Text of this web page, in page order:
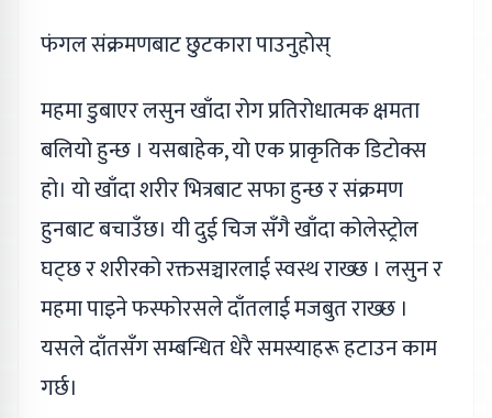
फंगल संक्रमणबाट छुटकारा पाउनुहोस्
महमा डुबाएर लसुन खाँदा रोग प्रतिरोधात्मक क्षमता
बलियो हुन्छ । यसबाहेक, यो एक प्राकृतिक डिटोक्स
हो। यो खाँदा शरीर भित्रबाट सफा हुन्छ र संक्रमण
हुनबाट बचाउँछ। यी दुई चिज सँगै खाँदा कोलेस्ट्रोल
घट्छ र शरीरको रक्तसञ्चारलाई स्वस्थ राख्छ । लसुन र
महमा पाइने फस्फोरसले दाँतलाई मजबुत राख्छ ।
यसले दाँतसँग सम्बन्धित धेरै समस्याहरू हटाउन काम
गर्छ।